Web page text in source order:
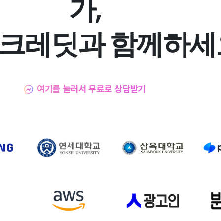
가,
레딧과 함께하
여기를 눌러서 무료로 상담받기